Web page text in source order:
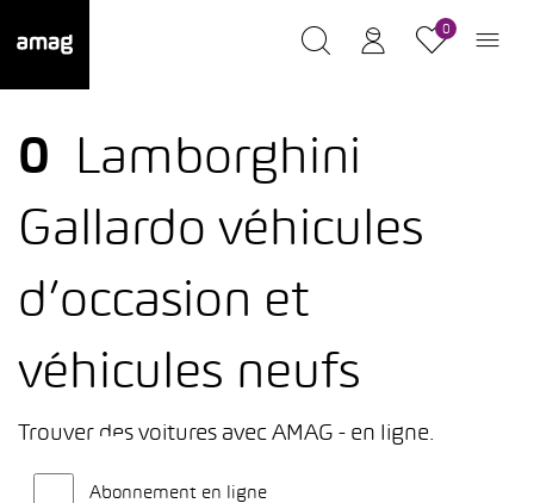
0
0
Lamborghini
Gallardo véhicules
d’occasion et
véhicules neufs
Trouver des voitures avec AMAG - en ligne.
Abonnement en ligne